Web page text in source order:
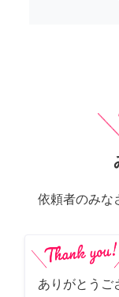
依頼者のみな
ありがとうご